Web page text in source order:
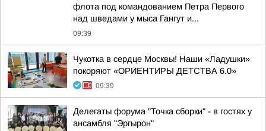
флота под командованием Петра Первого
над шведами у мыса Гангут и...
09:39
Чукотка в сердце Москвы! Наши «Ладушки»
покоряют «ОРИЕНТИРЫ ДЕТСТВА 6.0»
09:39
Делегаты форума "Точка сборки" - в гостях у
ансамбля "Эргырон"